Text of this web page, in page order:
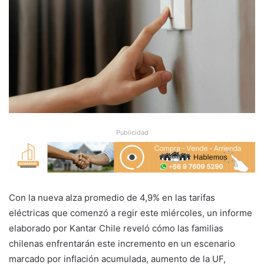
Publicidad
Con la nueva alza promedio de 4,9% en las tarifas
eléctricas que comenzó a regir este miércoles, un informe
elaborado por Kantar Chile reveló cómo las familias
chilenas enfrentarán este incremento en un escenario
marcado por inflación acumulada, aumento de la UF,